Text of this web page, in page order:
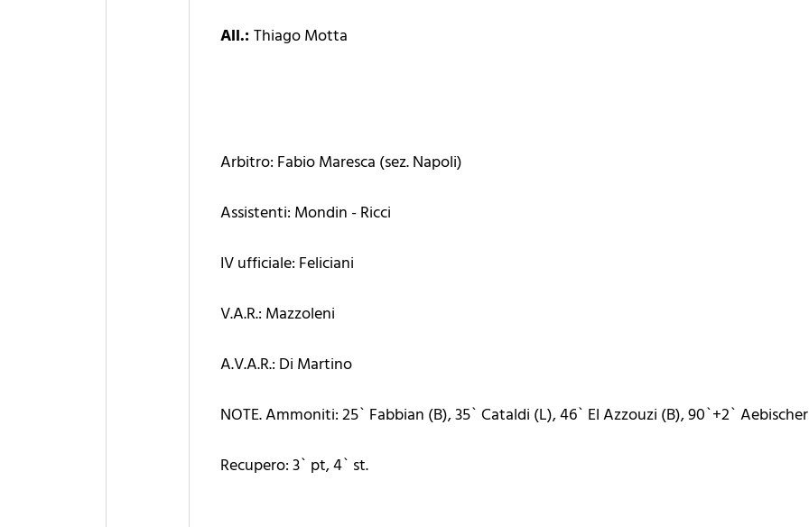
All.:Thiago Motta
Arbitro: Fabio Maresca (sez. Napoli)
Assistenti: Mondin - Ricci
IV ufficiale: Feliciani
V.A.R.: Mazzoleni
A.V.A.R.: Di Martino
NOTE. Ammoniti: 25` Fabbian (B), 35` Cataldi (L), 46` El Azzouzi (B), 90`+2`
Recupero: 3` pt, 4` st.